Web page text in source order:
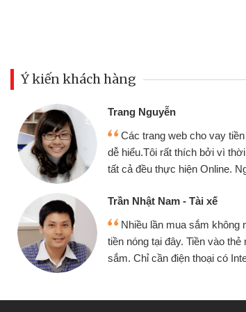
Ý kiến khách hàng
Trang Nguyễn
Các trang web cho vay
dễ hiểu.Tôi rất thích bởi vì
tất cả đều thực hiện Online.
Trần Nhật Nam - Tài xế
Nhiều lần mua sắm không
tiền nóng tại đây. Tiền vào
sắm. Chỉ cần điện thoại có